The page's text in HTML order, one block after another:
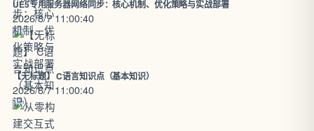
UE5专用服务器网络同步：核心机制、优化策略与实战部署
2026/8/7 11:00:40
【无标题】 C语言知识点（基本知识）
2026/8/7 11:00:40